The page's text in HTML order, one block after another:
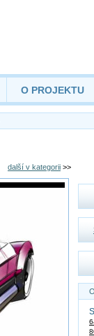
O PROJEKTU
další v kategorii >>